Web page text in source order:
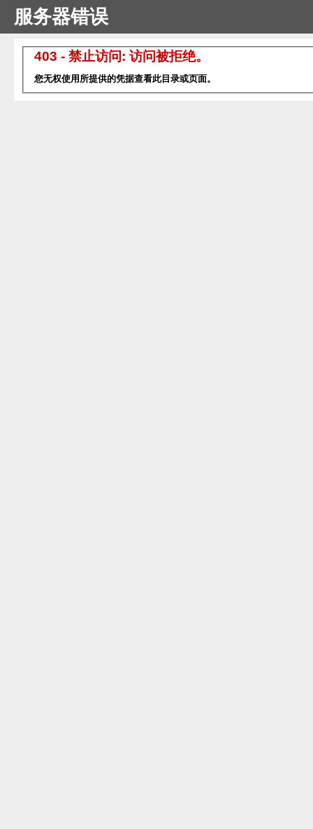
服务器错误
403 - 禁止访问: 访问被拒绝。
您无权使用所提供的凭据查看此目录或页面。